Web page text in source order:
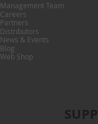
Management Team
Careers
Partners
Distributors
News & Events
Blog
Web Shop